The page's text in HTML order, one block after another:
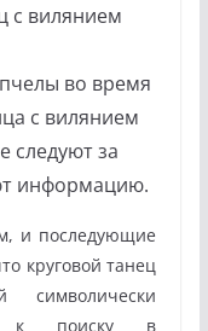
с вилянием
во время
с вилянием
за
информацию.
и последующие
круговой танец
символически
к поиску в